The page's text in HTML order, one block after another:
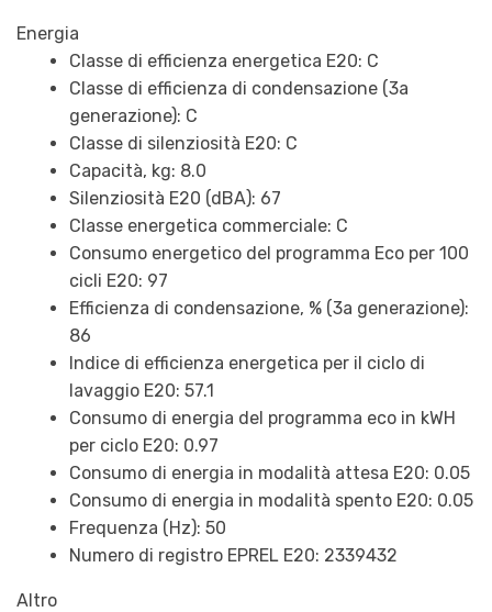
Energia
Classe di efficienza energetica E20: C
Classe di efficienza di condensazione (3a
generazione): C
Classe di silenziosità E20: C
Capacità, kg: 8.0
Silenziosità E20 (dBA): 67
Classe energetica commerciale: C
Consumo energetico del programma Eco per 100
cicli E20: 97
Efficienza di condensazione, % (3a generazione):
86
Indice di efficienza energetica per il ciclo di
lavaggio E20: 57.1
Consumo di energia del programma eco in kWH
per ciclo E20: 0.97
Consumo di energia in modalità attesa E20: 0.05
Consumo di energia in modalità spento E20: 0.05
Frequenza (Hz): 50
Numero di registro EPREL E20: 2339432
Altro